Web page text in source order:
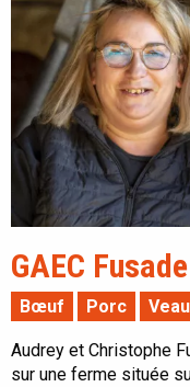
GAEC Fusade
Bœuf Porc Veau
Audrey et Christophe
sur une ferme située